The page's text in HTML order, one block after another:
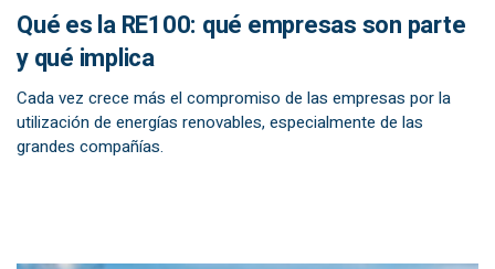
Qué es la RE100: qué empresas son parte
y qué implica
Cada vez crece más el compromiso de las empresas por la
utilización de energías renovables, especialmente de las
grandes compañías.